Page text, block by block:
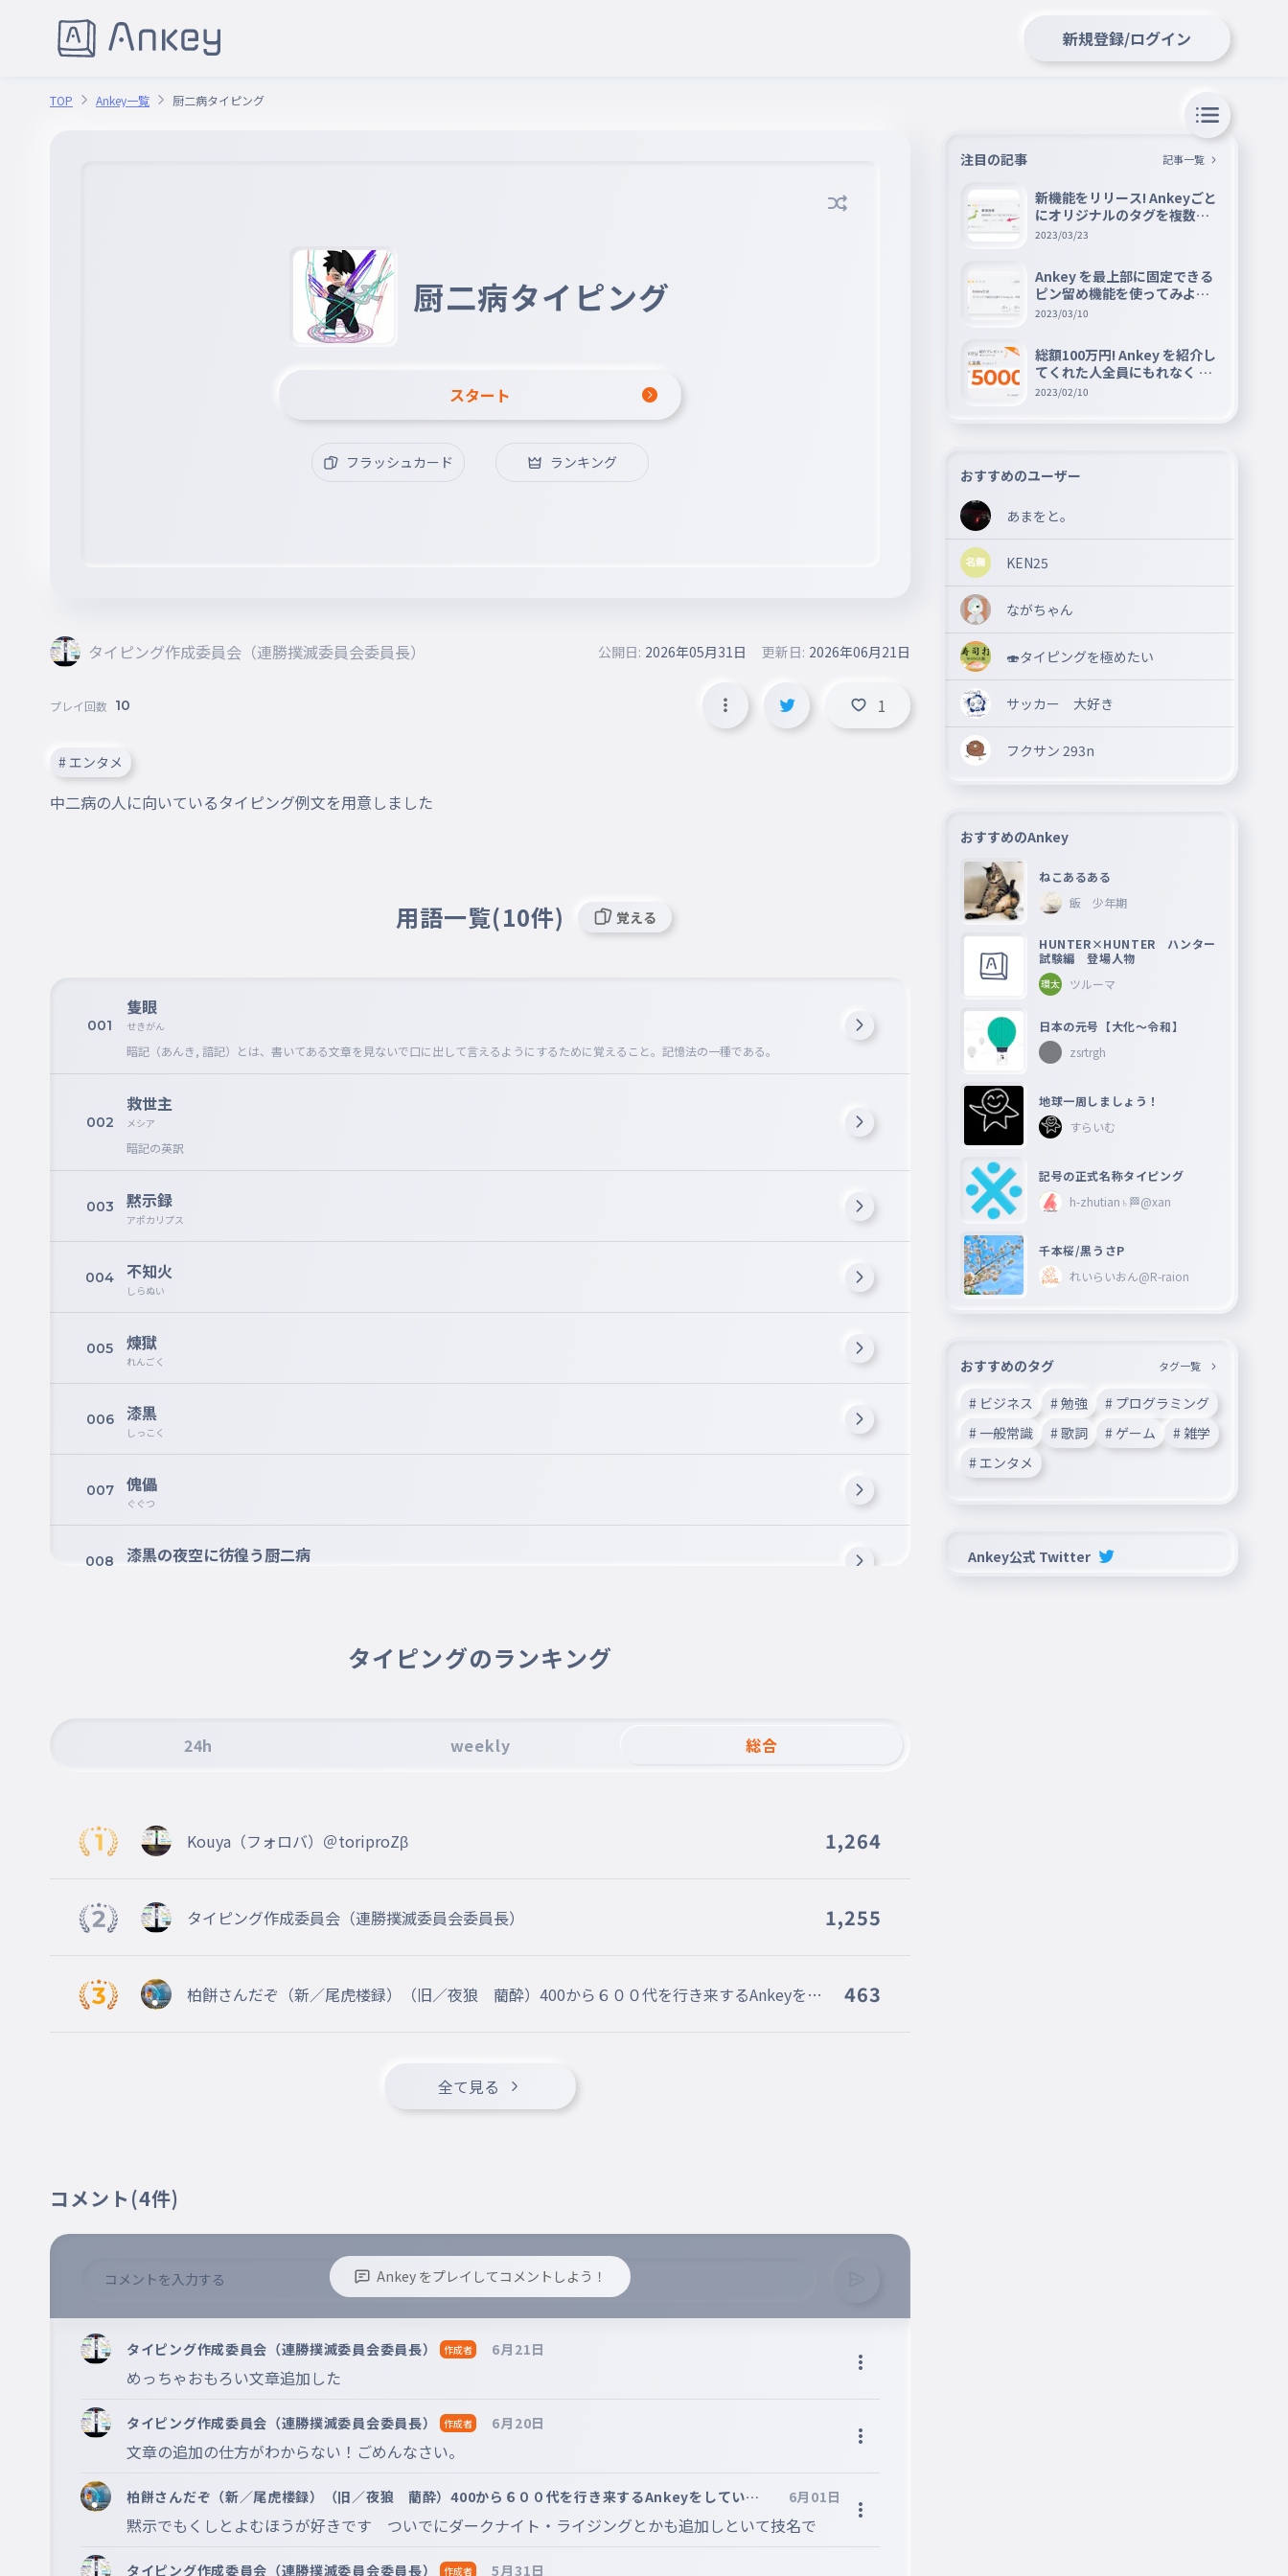
新規登録/ログイン
TOP Ankey一覧 厨二病タイピング
厨二病タイピング
スタート
フラッシュカード ランキング
タイピング作成委員会（連勝撲滅委員会委員長） 公開日: 2026年05月31日 更新日: 2026年06月21日
プレイ回数 10 1
# エンタメ
中二病の人に向いているタイピング例文を用意しました
用語一覧(10件) 覚える
001
隻眼
せきがん
暗記（あんき, 諳記）とは、書いてある文章を見ないで口に出して言えるようにするために覚えること。記憶法の一種である。
002
救世主
メシア
暗記の英訳
003 黙示録
アポカリプス
004 不知火
しらぬい
005 煉獄
れんごく
006 漆黒
しっこく
007 傀儡
ぐぐつ
008 漆黒の夜空に彷徨う厨二病
タイピングのランキング
24h weekly 総合
Kouya（フォロバ）＠toriproZβ 1,264
タイピング作成委員会（連勝撲滅委員会委員長） 1,255
柏餅さんだぞ（新／尾虎楼録）（旧／夜狼 藺酔）400から６００代を行き来するAnkeyをし
463
全て見る
コメント (4件)
Ankey をプレイしてコメントしよう！
※コメントするには、ログインが必要です。
タイピング作成委員会（連勝撲滅委員会委員長） 作成者 6月21日
めっちゃおもろい文章追加した
タイピング作成委員会（連勝撲滅委員会委員長） 作成者 6月20日
文章の追加の仕方がわからない！ごめんなさい。
柏餅さんだぞ（新／尾虎楼録）（旧／夜狼 藺酔）400から６００代を行き来するAnkeyをしていま
す
6月01日
黙示でもくしとよむほうが好きです　ついでにダークナイト・ライジングとかも追加しといて技名で
タイピング作成委員会（連勝撲滅委員会委員長） 作成者 5月31日
注目の記事 記事一覧
新機能をリリース! Ankeyごと
にオリジナルのタグを複数設
定できる『タグ機能』を紹介
2023/03/23
Ankey を最上部に固定できる
ピン留め機能を使ってみよう
📌
2023/03/10
総額100万円! Ankey を紹介し
てくれた人全員にもれなく A
mazon ギフト券 5000 円分を
2023/02/10
おすすめのユーザー
あまをと。
KEN25
ながちゃん
🍣タイピングを極めたい
サッカー 大好き
フクサン 293n
おすすめのAnkey
ねこあるある
飯 少年期
HUNTER×HUNTER ハンター
試験編 登場人物
ツルーマ
日本の元号【大化〜令和】
zsrtrgh
地球一周しましょう！
すらいむ
記号の正式名称タイピング
h-zhutian♄🏁@xan
千本桜/黒うさP
れいらいおん@R-raion
おすすめのタグ タグ一覧
# ビジネス # 勉強
# プログラミング
# 一般常識
# 歌詞 # ゲーム
# 雑学
# エンタメ
Ankey公式 Twitter